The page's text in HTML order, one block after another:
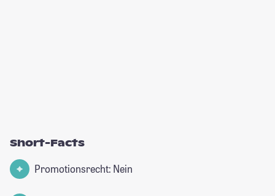
Short-Facts
Promotionsrecht: Nein